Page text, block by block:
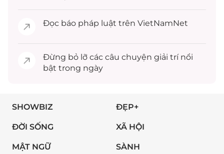
Đọc báo pháp luật trên VietNamNet
Đừng bỏ lỡ các câu chuyện giải trínổi
bật trong ngày
SHOWBIZ ĐẸP+
ĐỜI SỐNG XÃ HỘI
MẬT NGỮ SÀNH